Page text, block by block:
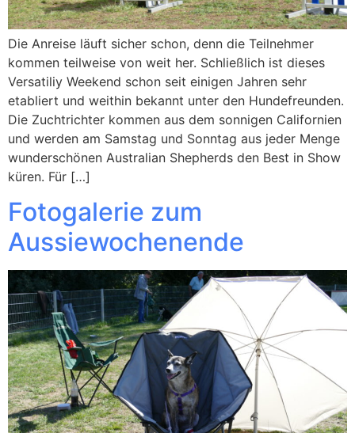
Die Anreise läuft sicher schon, denn die Teilnehmer
kommen teilweise von weit her. Schließlich ist dieses
Versatiliy Weekend schon seit einigen Jahren sehr
etabliert und weithin bekannt unter den Hundefreunden.
Die Zuchtrichter kommen aus dem sonnigen Californien
und werden am Samstag und Sonntag aus jeder Menge
wunderschönen Australian Shepherds den Best in Show
küren. Für […]
Fotogalerie zum
Aussiewochenende